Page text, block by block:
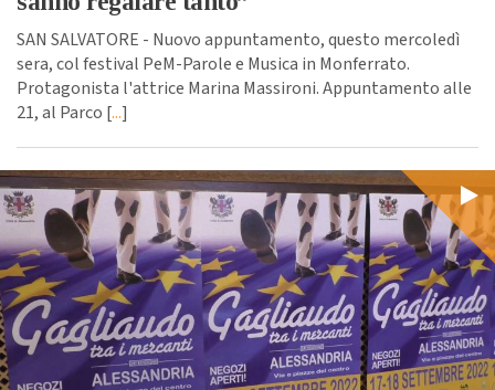
SAN SALVATORE - Nuovo appuntamento, questo mercoledì
sera, col festival PeM-Parole e Musica in Monferrato.
Protagonista l'attrice Marina Massironi. Appuntamento alle
21, al Parco [...]